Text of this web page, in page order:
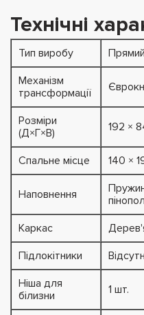
Технічні
Тип виробу
Механізм
трансформації
Розміри
(Д×Г×В)
192 ×
Спальне місце 140 ×
Наповнення
Каркас
Підлокітники
Ніша для
білизни
1 шт.